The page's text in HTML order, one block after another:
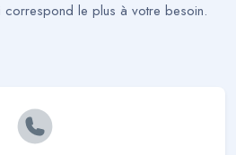
correspond le plus à votre besoin.